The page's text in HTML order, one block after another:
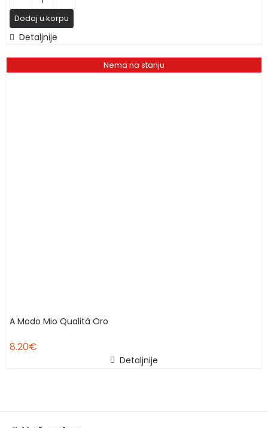
Super
Crema
количина
Dodaj u korpu
Detaljnije
Nema na stanju
A Modo Mio Qualità Oro
8.20€
Detaljnije